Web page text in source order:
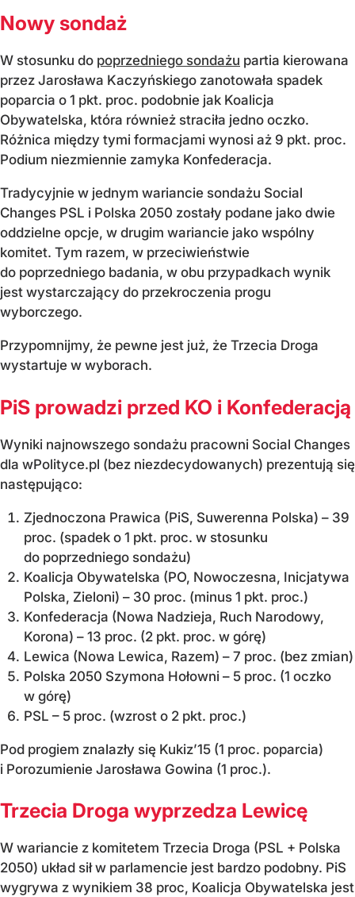
Nowy sondaż
W stosunku do poprzedniego sondażu partia kierowana
przez Jarosława Kaczyńskiego zanotowała spadek
poparcia o 1 pkt. proc. podobnie jak Koalicja
Obywatelska, która również straciła jedno oczko.
Różnica między tymi formacjami wynosi aż 9 pkt. proc.
Podium niezmiennie zamyka Konfederacja.
Tradycyjnie w jednym wariancie sondażu Social
Changes PSL i Polska 2050 zostały podane jako dwie
oddzielne opcje, w drugim wariancie jako wspólny
komitet. Tym razem, w przeciwieństwie
do poprzedniego badania, w obu przypadkach wynik
jest wystarczający do przekroczenia progu
wyborczego.
Przypomnijmy, że pewne jest już, że Trzecia Droga
wystartuje w wyborach.
PiS prowadzi przed KO i Konfederacją
Wyniki najnowszego sondażu pracowni Social Changes
dla wPolityce.pl (bez niezdecydowanych) prezentują się
następująco:
Zjednoczona Prawica (PiS, Suwerenna Polska) – 39
proc. (spadek o 1 pkt. proc. w stosunku
do poprzedniego sondażu)
Koalicja Obywatelska (PO, Nowoczesna, Inicjatywa
Polska, Zieloni) – 30 proc. (minus 1 pkt. proc.)
Konfederacja (Nowa Nadzieja, Ruch Narodowy,
Korona) – 13 proc. (2 pkt. proc. w górę)
Lewica (Nowa Lewica, Razem) – 7 proc. (bez zmian)
Polska 2050 Szymona Hołowni – 5 proc. (1 oczko
w górę)
PSL – 5 proc. (wzrost o 2 pkt. proc.)
Pod progiem znalazły się Kukiz’15 (1 proc. poparcia)
i Porozumienie Jarosława Gowina (1 proc.).
Trzecia Droga wyprzedza Lewicę
W wariancie z komitetem Trzecia Droga (PSL + Polska
2050) układ sił w parlamencie jest bardzo podobny. PiS
wygrywa z wynikiem 38 proc, Koalicja Obywatelska jest